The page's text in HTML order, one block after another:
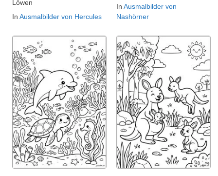
Löwen
In Ausmalbilder von Hercules
In Ausmalbilder von
Nashörner